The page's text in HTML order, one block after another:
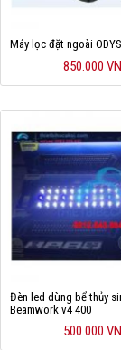
Máy lọc đặt ngoài
850.000
Đèn led dùng bể thủy
Beamwork v4 400
500.000